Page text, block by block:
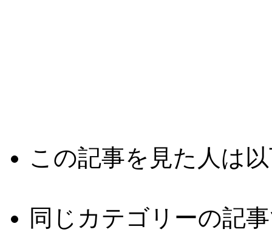
この記事を見た人は
同じカテゴリーの記